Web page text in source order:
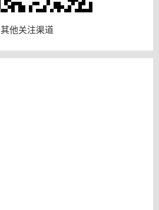
其他关注渠道